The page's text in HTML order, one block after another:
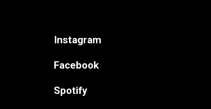
Instagram
Facebook
Spotify